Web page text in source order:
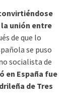
unión entre
de que lo
se puso
socialista de
en España fue
de Tres